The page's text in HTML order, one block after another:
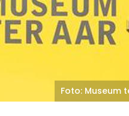
Foto: Museum